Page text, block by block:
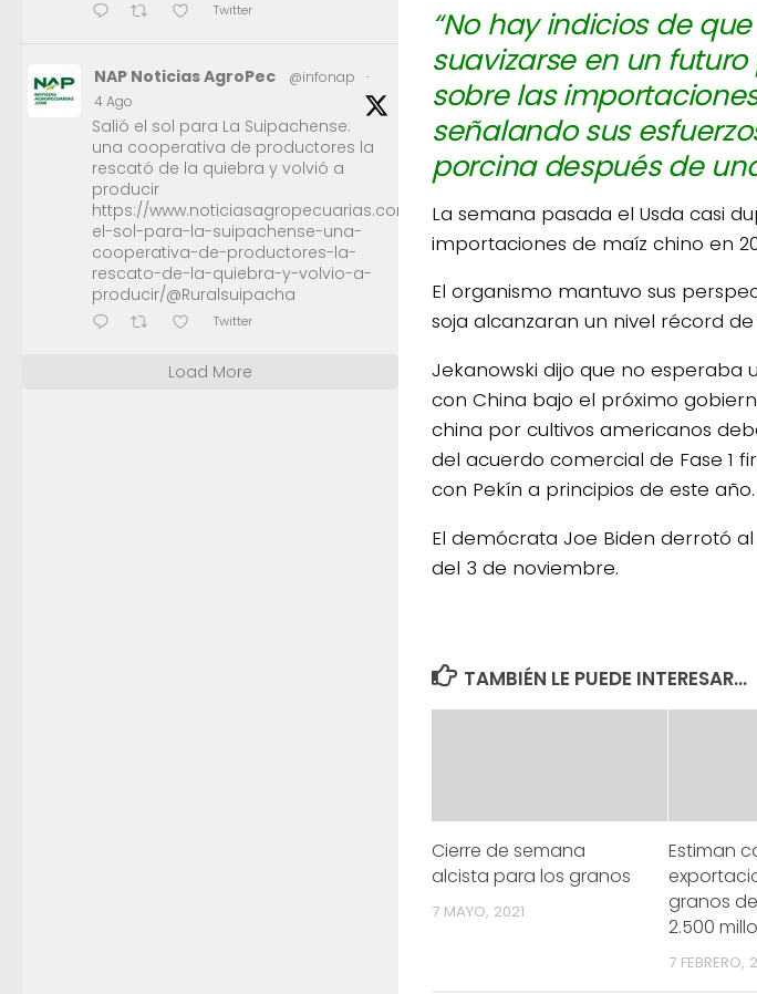
“No hay indicios de
suavizarse en un
sobre las
señalando sus
porcina después de
La semana pasada el Usda casi
importaciones de maíz chino en
El organismo mantuvo sus
soja alcanzaran un nivel récord
Jekanowski dijo que no esperaba
con China bajo el próximo
china por cultivos americanos
del acuerdo comercial de Fase 1
con Pekín a principios de este año.
El demócrata Joe Biden derrotó
del 3 de noviembre.
TAMBIÉN LE PUEDE INTERESAR...
Cierre de semana
alcista para los granos
7 MAYO, 2021
Estiman
granos
2.500
7 FEBRERO,
Twitter
NAP Noticias AgroPec @infonap
·
4 Ago
Salió el sol para La Suipachense:
una cooperativa de productores la
rescató de la quiebra y volvió a
producir
https://www.noticiasagropecuarias.com/2026/08/04/salio-
el-sol-para-la-suipachense-una-
cooperativa-de-productores-la-
rescato-de-la-quiebra-y-volvio-a-
producir/@Ruralsuipacha
Twitter
Load More